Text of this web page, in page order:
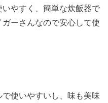
やすく、簡単な炊飯器で
ーさんなので安心して使
使いやすいし、味も美味